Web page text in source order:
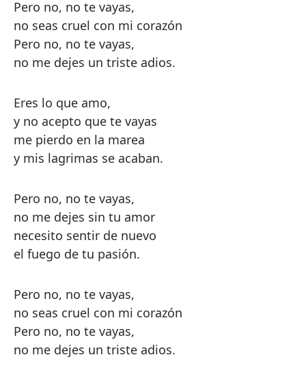
Pero no, no te vayas,
no seas cruel con mi corazón
Pero no, no te vayas,
no me dejes un triste adios.
Eres lo que amo,
y no acepto que te vayas
me pierdo en la marea
y mis lagrimas se acaban.
Pero no, no te vayas,
no me dejes sin tu amor
necesito sentir de nuevo
el fuego de tu pasión.
Pero no, no te vayas,
no seas cruel con mi corazón
Pero no, no te vayas,
no me dejes un triste adios.